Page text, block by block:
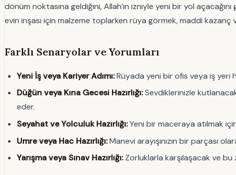
dönüm noktasına geldiğini, Allah’ın izniyle yeni bir yol
evin inşası için malzeme toplarken rüya görmek, maddi kazanç
Farklı Senaryolar ve Yorumları
Yeni İş veya Kariyer Adımı:Rüyada yeni bir ofis veya iş yeri
Düğün veya Kına Gecesi Hazırlığı:Sevdiklerinizle
eder.
Seyahat ve Yolculuk Hazırlığı:Yeni bir maceraya atılmak
Umre veya Hac Hazırlığı:Manevi arayışınızın bir parçası
Yarışma veya Sınav Hazırlığı:Zorluklarla karşılaşacak ve bu